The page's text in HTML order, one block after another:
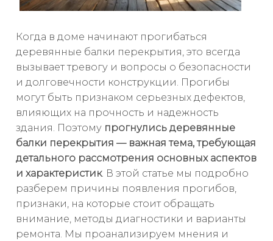
Когда в доме начинают прогибаться
деревянные балки перекрытия, это всегда
вызывает тревогу и вопросы о безопасности
и долговечности конструкции. Прогибы
могут быть признаком серьезных дефектов,
влияющих на прочность и надежность
здания. Поэтому прогнулись деревянные
балки перекрытия — важная тема, требующая
детального рассмотрения основных аспектов
и характеристик. В этой статье мы подробно
разберем причины появления прогибов,
признаки, на которые стоит обращать
внимание, методы диагностики и варианты
ремонта. Мы проанализируем мнения и